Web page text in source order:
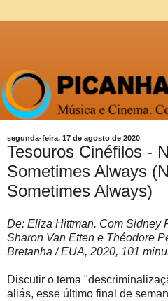
segunda-feira, 17 de agosto de 2020
Tesouros Cinéfilos -
Sometimes Always
Sometimes Always)
De: Eliza Hittman. Com Sidney
Sharon Van Etten e Théodore
Bretanha / EUA, 2020, 101
Discutir o tema
aliás, esse último final de